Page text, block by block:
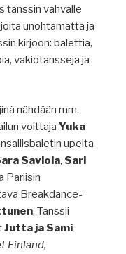
tanssin vahvalle
unohtamatta ja
kirjoon: balettia,
vakiotansseja ja
nähdään mm.
voittaja Yuka
upeita
Saviola, Sari
Pariisin
Breakdance-
, Tanssii
Jutta ja Sami
Finland,